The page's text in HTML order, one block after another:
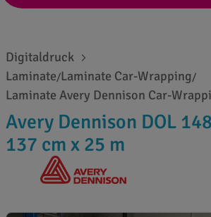
Digitaldruck
Laminate/Laminate Car-Wrapping/
Laminate Avery Dennison Car-
Avery Dennison DOL
137 cm x 25 m